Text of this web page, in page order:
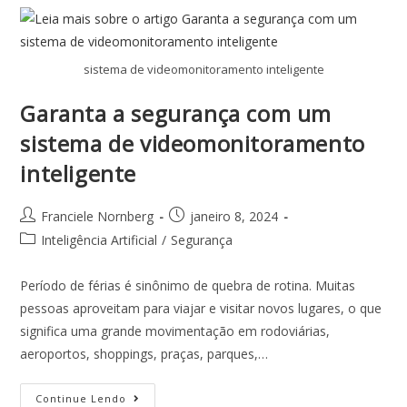
sistema de videomonitoramento inteligente
Garanta a segurança com um
sistema de videomonitoramento
inteligente
Franciele Nornberg
janeiro 8, 2024
Inteligência Artificial / Segurança
Período de férias é sinônimo de quebra de rotina. Muitas
pessoas aproveitam para viajar e visitar novos lugares, o que
significa uma grande movimentação em rodoviárias,
aeroportos, shoppings, praças, parques,…
Continue Lendo